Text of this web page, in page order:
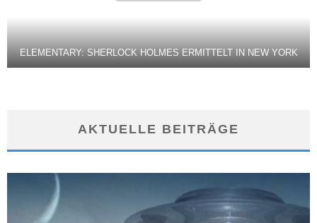
ELEMENTARY: SHERLOCK HOLMES ERMITTELT IN NEW YORK
AKTUELLE BEITRÄGE